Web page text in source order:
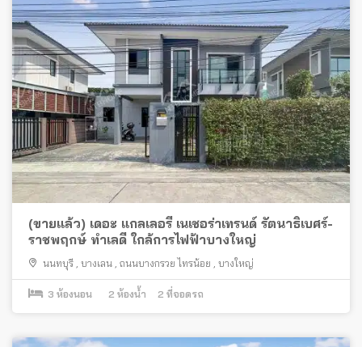
(ขายแล้ว) เดอะ แกลเลอรี่ เนเชอร่าเทรนด์ รัตนาธิเบศร์-
ราชพฤกษ์ ทำเลดี ใกล้การไฟฟ้าบางใหญ่
นนทบุรี , บางเลน , ถนนบางกรวย ไทรน้อย , บางใหญ่
3 ห้องนอน 2 ห้องน้ำ 2 ที่จอดรถ